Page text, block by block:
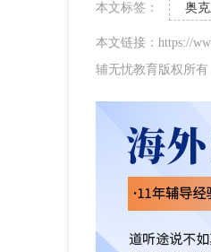
本文标签： 奥
本文链接：https://
辅无忧教育版权所有